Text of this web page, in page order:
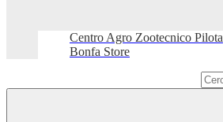
Centro Agro Zootecnico Pilota
Bonfa Store